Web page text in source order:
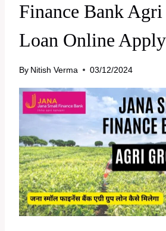
Finance Bank
Loan Online Apply
By Nitish Verma 03/12/2024